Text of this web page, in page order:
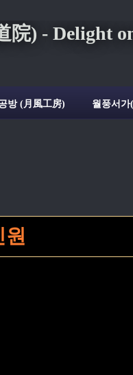
院) - Delight
방 (月風工房) 월풍서